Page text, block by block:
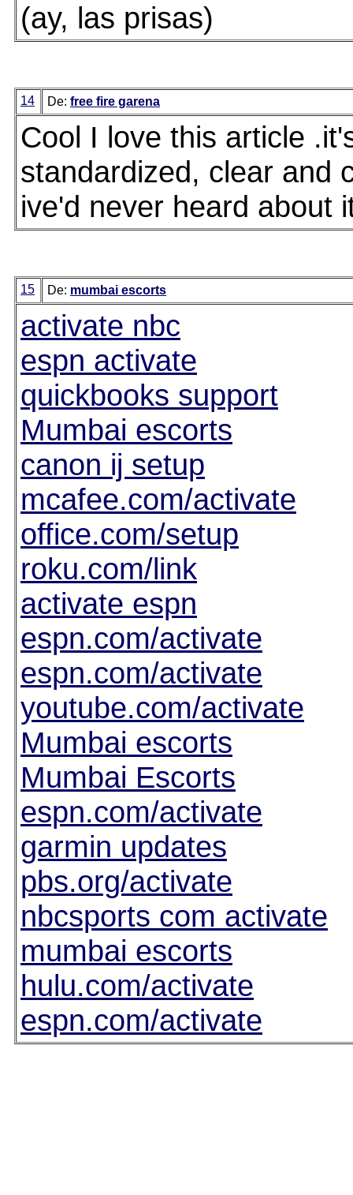
(ay, las prisas)
14 De: free fire garena
Cool I love this article
standardized, clear and
ive'd never heard about
15 De: mumbai escorts
activate nbc
espn activate
quickbooks support
Mumbai escorts
canon ij setup
mcafee.com/activate
office.com/setup
roku.com/link
activate espn
espn.com/activate
espn.com/activate
youtube.com/activate
Mumbai escorts
Mumbai Escorts
espn.com/activate
garmin updates
pbs.org/activate
nbcsports com activate
mumbai escorts
hulu.com/activate
espn.com/activate